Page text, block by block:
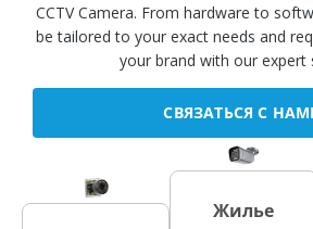
CCTV Camera. From hardware to
be tailored to your exact needs and
your brand with our expert
СВЯЗАТЬСЯ С
Жилье